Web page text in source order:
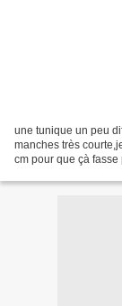
une tunique un peu
manches très
cm pour que çà